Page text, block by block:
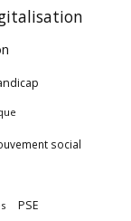
social
PSE